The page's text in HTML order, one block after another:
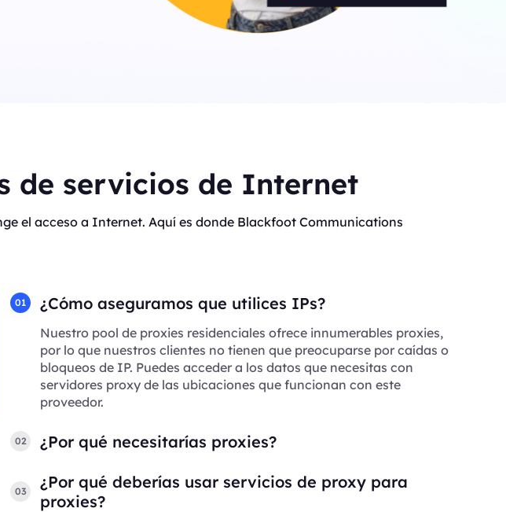
de servicios de Internet
el acceso a Internet. Aquí es donde Blackfoot Communications
01 ¿Cómo aseguramos que utilices IPs?
Nuestro pool de proxies residenciales ofrece innumerables proxies,
por lo que nuestros clientes no tienen que preocuparse por caídas o
bloqueos de IP. Puedes acceder a los datos que necesitas con
servidores proxy de las ubicaciones que funcionan con este
proveedor.
02 ¿Por qué necesitarías proxies?
03
¿Por qué deberías usar servicios de proxy para
proxies?